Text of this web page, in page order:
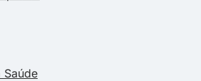
Saúde